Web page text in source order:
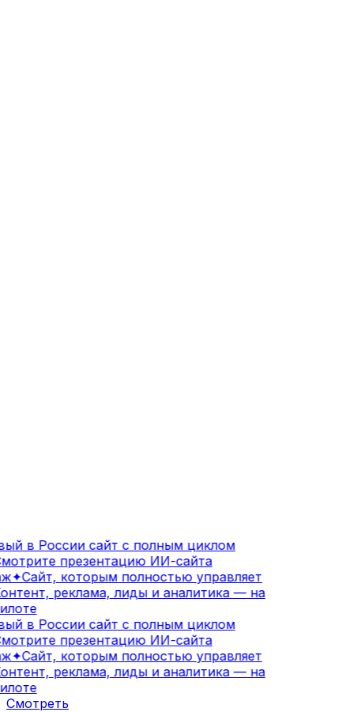
в России сайт с полным циклом
презентацию ИИ-сайта
✦Сайт, которым полностью управляет
реклама, лиды и аналитика — на
в России сайт с полным циклом
презентацию ИИ-сайта
✦Сайт, которым полностью управляет
реклама, лиды и аналитика — на
Смотреть